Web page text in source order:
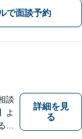
いながら法的サポ
で面談予約
談
よ
よ
詳細を見
る